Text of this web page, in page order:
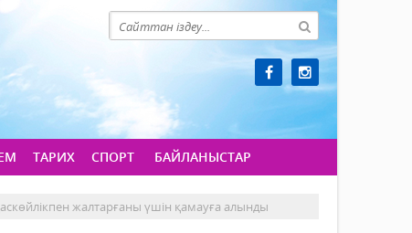
ТАРИХ СПОРТ БАЙЛАНЫСТАР
жалтарғаны үшін қамауға алынды